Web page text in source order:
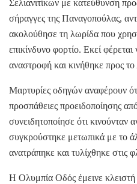
Σελιανιτίκων με κατεύθυνση
σήραγγες της Παναγοπούλας,
ακολούθησε τη λωρίδα που
επικίνδυνο φορτίο. Εκεί
αναστροφή και κινήθηκε προς
Μαρτυρίες οδηγών αναφέρουν
προσπάθειες προειδοποίησης
συνειδητοποίησε ότι κινούνταν
συγκρούστηκε μετωπικά με το
ανατράπηκε και τυλίχθηκε στις
Η Ολυμπία Οδός έμεινε